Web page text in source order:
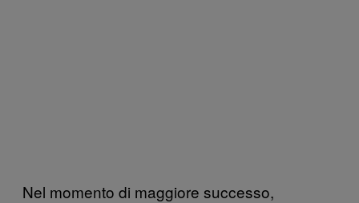
Nel momento di maggiore successo,